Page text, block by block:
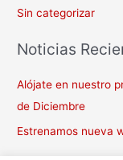
Sin categorizar
Noticias
Alójate en nuestro
de Diciembre
Estrenamos nueva